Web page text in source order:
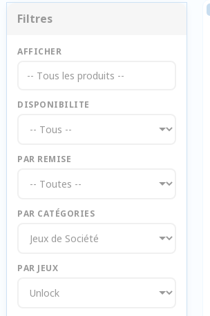
Filtres
AFFICHER
-- Tous les produits --
DISPONIBILITE
PAR REMISE
PAR CATÉGORIES
PAR JEUX